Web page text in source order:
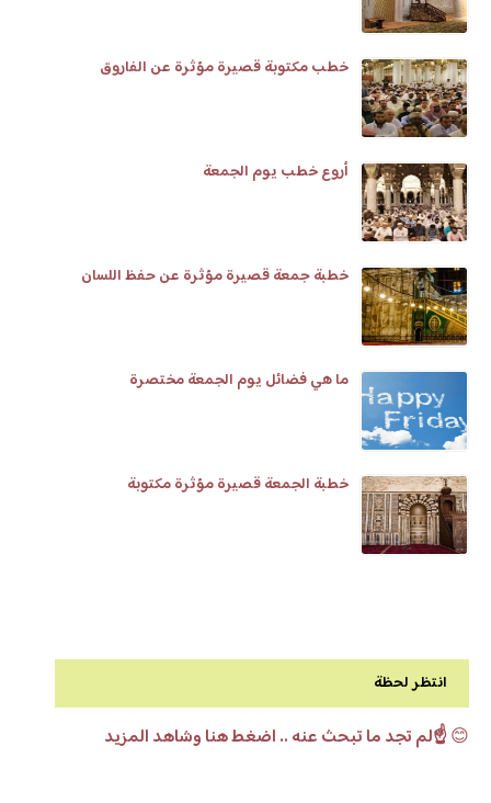
خطب مكتوبة قصيرة مؤثرة عن الفاروق
أروع خطب يوم الجمعة
خطبة جمعة قصيرة مؤثرة عن حفظ اللسان
ما هي فضائل يوم الجمعة مختصرة
خطبة الجمعة قصيرة مؤثرة مكتوبة
انتظر لحظة
😊☝️لم تجد ما تبحث عنه .. اضغط هنا وشاهد المزيد